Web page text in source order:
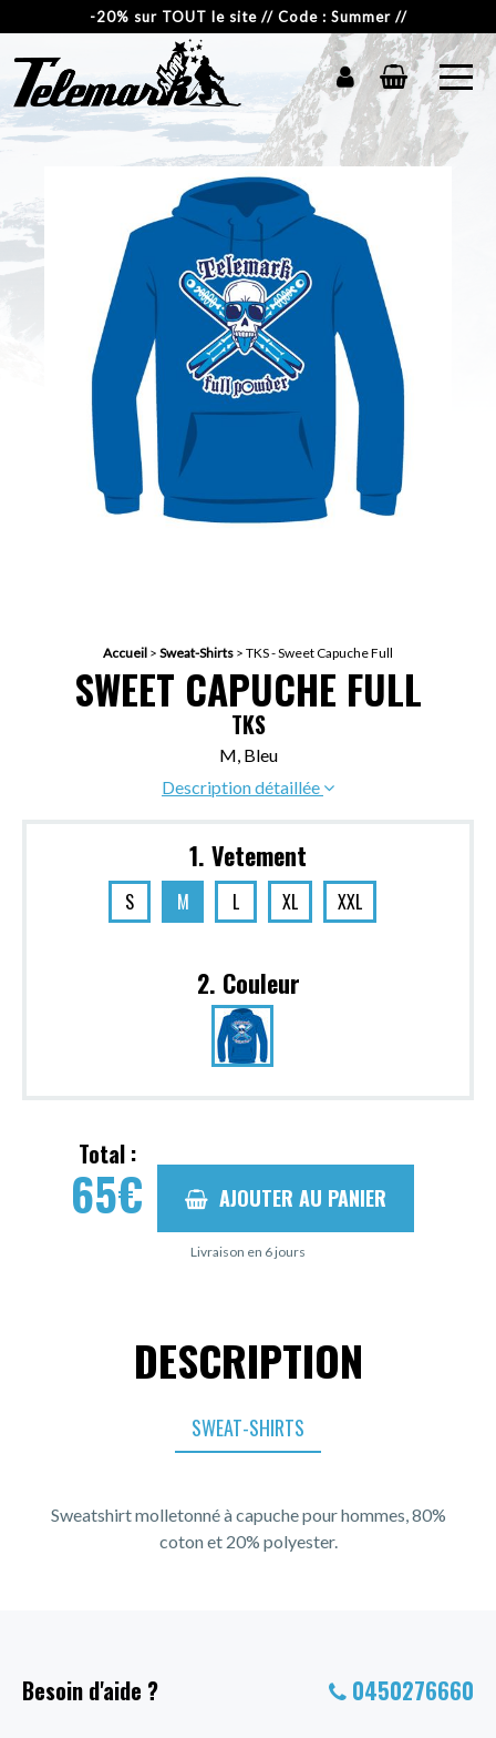
-20% sur TOUT le site // Code : Summer //
Accueil > Sweat-Shirts > TKS - Sweet Capuche Full
SWEET CAPUCHE FULL
TKS
M, Bleu
Description détaillée
1. Vetement
S M L XL XXL
2. Couleur
Total :
65€ AJOUTER AU PANIER
Livraison en 6 jours
DESCRIPTION
SWEAT-SHIRTS
Sweatshirt molletonné à capuche pour hommes, 80%
coton et 20% polyester.
Besoin d'aide ? 0450276660